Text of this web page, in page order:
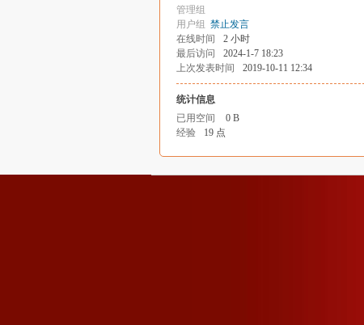
管理组
用户组 禁止发言
在线时间
2 小时
最后访问
2024-1-7 18:23
上次发表时间
2019-10-11 12:34
统计信息
已用空间
0 B
经验
19 点